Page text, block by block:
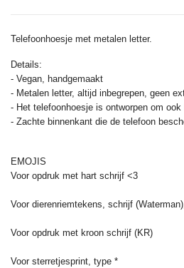
Telefoonhoesje met metalen letter.
Details:
- Vegan, handgemaakt
- Metalen letter, altijd inbegrepen, geen
- Het telefoonhoesje is ontworpen om
- Zachte binnenkant die de telefoon
EMOJIS
Voor opdruk met hart schrijf <3
Voor dierenriemtekens, schrijf
Voor opdruk met kroon schrijf (KR)
Voor sterretjesprint, type *